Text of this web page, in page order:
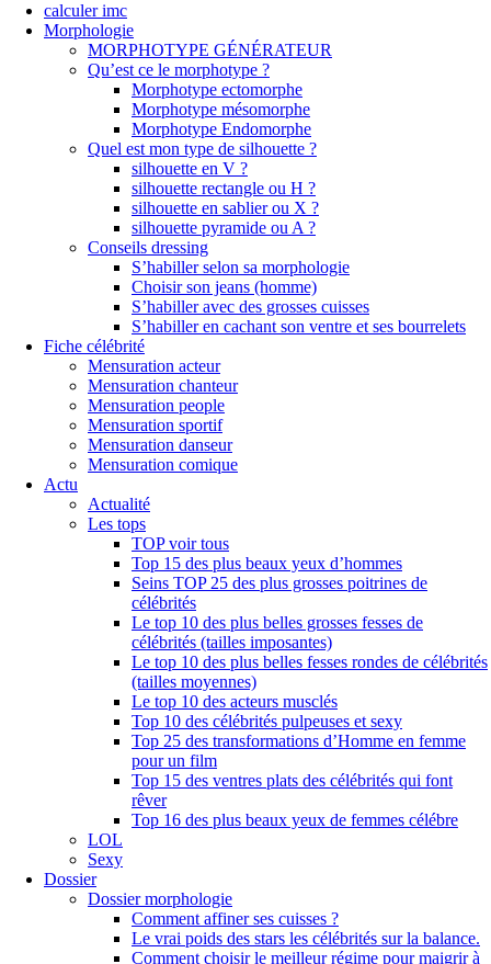
calculer imc
Morphologie
MORPHOTYPE GÉNÉRATEUR
Qu’est ce le morphotype ?
Morphotype ectomorphe
Morphotype mésomorphe
Morphotype Endomorphe
Quel est mon type de silhouette ?
silhouette en V ?
silhouette rectangle ou H ?
silhouette en sablier ou X ?
silhouette pyramide ou A ?
Conseils dressing
S’habiller selon sa morphologie
Choisir son jeans (homme)
S’habiller avec des grosses cuisses
S’habiller en cachant son ventre et ses bourrelets
Fiche célébrité
Mensuration acteur
Mensuration chanteur
Mensuration people
Mensuration sportif
Mensuration danseur
Mensuration comique
Actu
Actualité
Les tops
TOP voir tous
Top 15 des plus beaux yeux d’hommes
Seins TOP 25 des plus grosses poitrines de
célébrités
Le top 10 des plus belles grosses fesses de
célébrités (tailles imposantes)
Le top 10 des plus belles fesses rondes de célébrités
(tailles moyennes)
Le top 10 des acteurs musclés
Top 10 des célébrités pulpeuses et sexy
Top 25 des transformations d’Homme en femme
pour un film
Top 15 des ventres plats des célébrités qui font
rêver
Top 16 des plus beaux yeux de femmes célébre
LOL
Sexy
Dossier
Dossier morphologie
Comment affiner ses cuisses ?
Le vrai poids des stars les célébrités sur la balance.
Comment choisir le meilleur régime pour maigrir à